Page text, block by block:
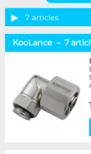
articles
Catégorie
Coiffe 10/13
Marque
Alphacool
DocMicro
7 articles
KooLance – 7